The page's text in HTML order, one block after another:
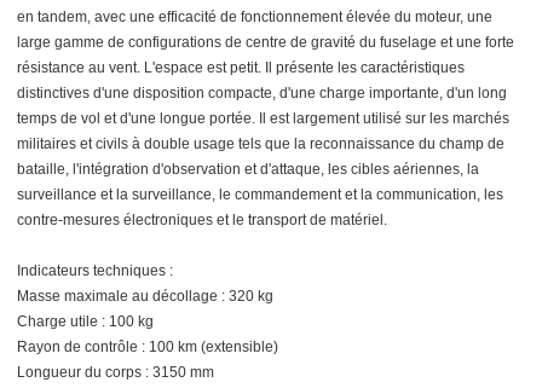
en tandem, avec une efficacité de fonctionnement élevée du moteur, une
large gamme de configurations de centre de gravité du fuselage et une forte
résistance au vent. L'espace est petit. Il présente les caractéristiques
distinctives d'une disposition compacte, d'une charge importante, d'un long
temps de vol et d'une longue portée. Il est largement utilisé sur les marchés
militaires et civils à double usage tels que la reconnaissance du champ de
bataille, l'intégration d'observation et d'attaque, les cibles aériennes, la
surveillance et la surveillance, le commandement et la communication, les
contre-mesures électroniques et le transport de matériel.
Indicateurs techniques :
Masse maximale au décollage : 320 kg
Charge utile : 100 kg
Rayon de contrôle : 100 km (extensible)
Longueur du corps : 3150 mm